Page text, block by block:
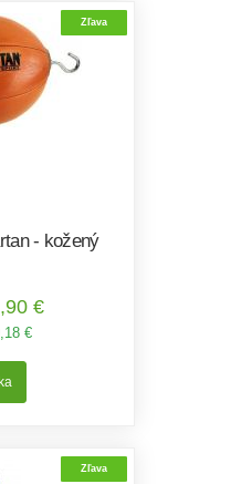
Zľava
- kožený
€
€
Zľava